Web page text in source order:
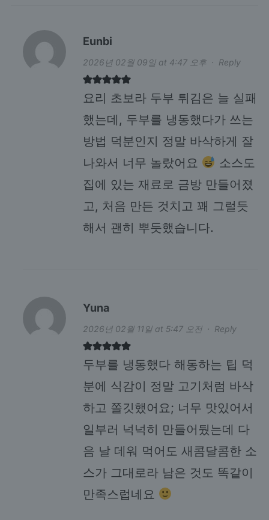
Eunbi
2026년 02월 09일 at 4:47 오후· Reply
요리 초보라 두부 튀김은 늘 실패
했는데, 두부를 냉동했다가 쓰는
방법 덕분인지 정말 바삭하게 잘
나와서 너무 놀랐어요
소스도
집에 있는 재료로 금방 만들어졌
고, 처음 만든 것치고 꽤 그럴듯
해서 괜히 뿌듯했습니다.
Yuna
2026년 02월 11일 at 5:47 오전· Reply
두부를 냉동했다 해동하는 팁 덕
분에 식감이 정말 고기처럼 바삭
하고 쫄깃했어요; 너무 맛있어서
일부러 넉넉히 만들어뒀는데 다
음 날 데워 먹어도 새콤달콤한 소
스가 그대로라 남은 것도 똑같이
만족스럽네요